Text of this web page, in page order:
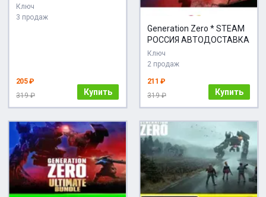
Ключ
3 продаж
205 ₽
319 ₽
Купить
Generation Zero * STEAM
РОССИЯ АВТОДОСТАВКА
Ключ
2 продаж
211 ₽
319 ₽
Купить